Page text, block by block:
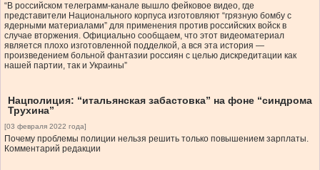
“В российском телеграмм-канале вышло фейковое видео, где
представители Национального корпуса изготовляют “грязную бомбу с
ядерными материалами” для применения против российских войск в
случае вторжения. Официально сообщаем, что этот видеоматериал
является плохо изготовленной подделкой, а вся эта история —
произведением больной фантазии россиян с целью дискредитации как
нашей партии, так и Украины”
Нацполиция: “итальянская забастовка” на фоне “синдрома
Трухина”
[03 февраля 2022 года]
Почему проблемы полиции нельзя решить только повышением зарплаты.
Комментарий редакции